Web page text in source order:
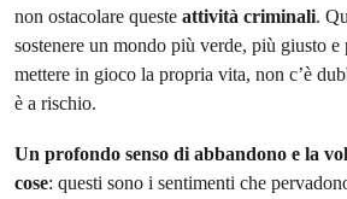
non ostacolare queste attività criminali.
sostenere un mondo più verde, più giusto
mettere in gioco la propria vita, non c’è
è a rischio.
Un profondo senso di abbandono e la
cose: questi sono i sentimenti che